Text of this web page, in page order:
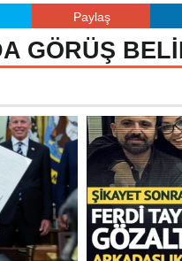
Paylaş
GÖRÜŞ